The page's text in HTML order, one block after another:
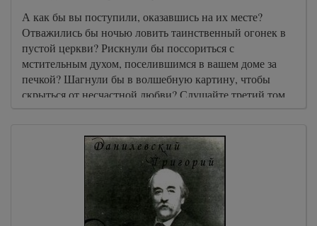
А как бы вы поступили, оказавшись на их месте?
Отважились бы ночью ловить таинственный огонек в
пустой церкви? Рискнули бы поссориться с
мстительным духом, поселившимся в вашем доме за
печкой? Шагнули бы в волшебную картину, чтобы
скрыться от несчастной любви? Слушайте третий том